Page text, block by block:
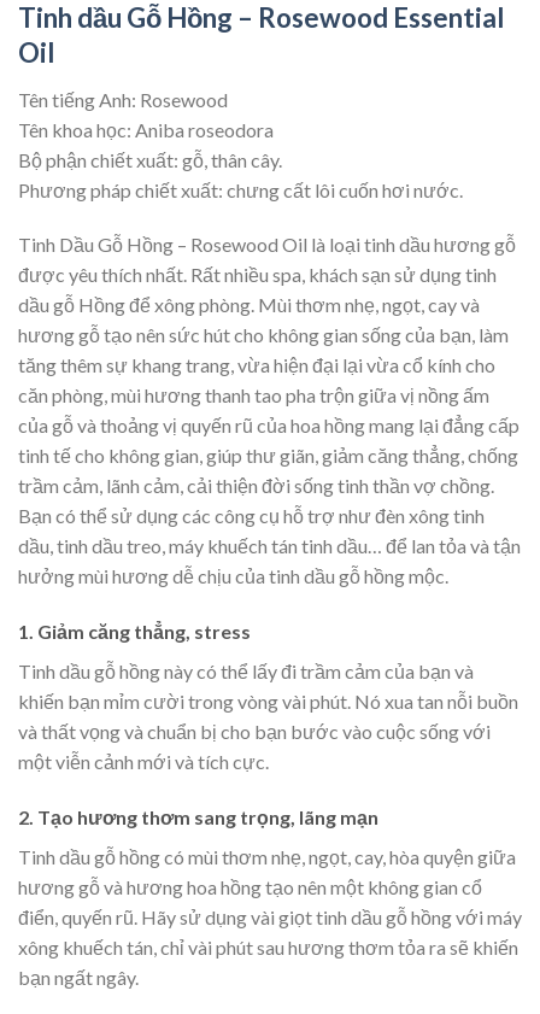
Tinh dầu Gỗ Hồng – Rosewood Essential
Oil
Tên tiếng Anh: Rosewood
Tên khoa học: Aniba roseodora
Bộ phận chiết xuất: gỗ, thân cây.
Phương pháp chiết xuất: chưng cất lôi cuốn hơi nước.
Tinh Dầu Gỗ Hồng – Rosewood Oil là loại tinh dầu hương gỗ
được yêu thích nhất. Rất nhiều spa, khách sạn sử dụng tinh
dầu gỗ Hồng để xông phòng. Mùi thơm nhẹ, ngọt, cay và
hương gỗ tạo nên sức hút cho không gian sống của bạn, làm
tăng thêm sự khang trang, vừa hiện đại lại vừa cổ kính cho
căn phòng, mùi hương thanh tao pha trộn giữa vị nồng ấm
của gỗ và thoảng vị quyến rũ của hoa hồng mang lại đẳng cấp
tinh tế cho không gian, giúp thư giãn, giảm căng thẳng, chống
trầm cảm, lãnh cảm, cải thiện đời sống tinh thần vợ chồng.
Bạn có thể sử dụng các công cụ hỗ trợ như đèn xông tinh
dầu, tinh dầu treo, máy khuếch tán tinh dầu… để lan tỏa và tận
hưởng mùi hương dễ chịu của tinh dầu gỗ hồng mộc.
1. Giảm căng thẳng, stress
Tinh dầu gỗ hồng này có thể lấy đi trầm cảm của bạn và
khiến bạn mỉm cười trong vòng vài phút. Nó xua tan nỗi buồn
và thất vọng và chuẩn bị cho bạn bước vào cuộc sống với
một viễn cảnh mới và tích cực.
2. Tạo hương thơm sang trọng, lãng mạn
Tinh dầu gỗ hồng có mùi thơm nhẹ, ngọt, cay, hòa quyện giữa
hương gỗ và hương hoa hồng tạo nên một không gian cổ
điển, quyến rũ. Hãy sử dụng vài giọt tinh dầu gỗ hồng với máy
xông khuếch tán, chỉ vài phút sau hương thơm tỏa ra sẽ khiến
bạn ngất ngây.